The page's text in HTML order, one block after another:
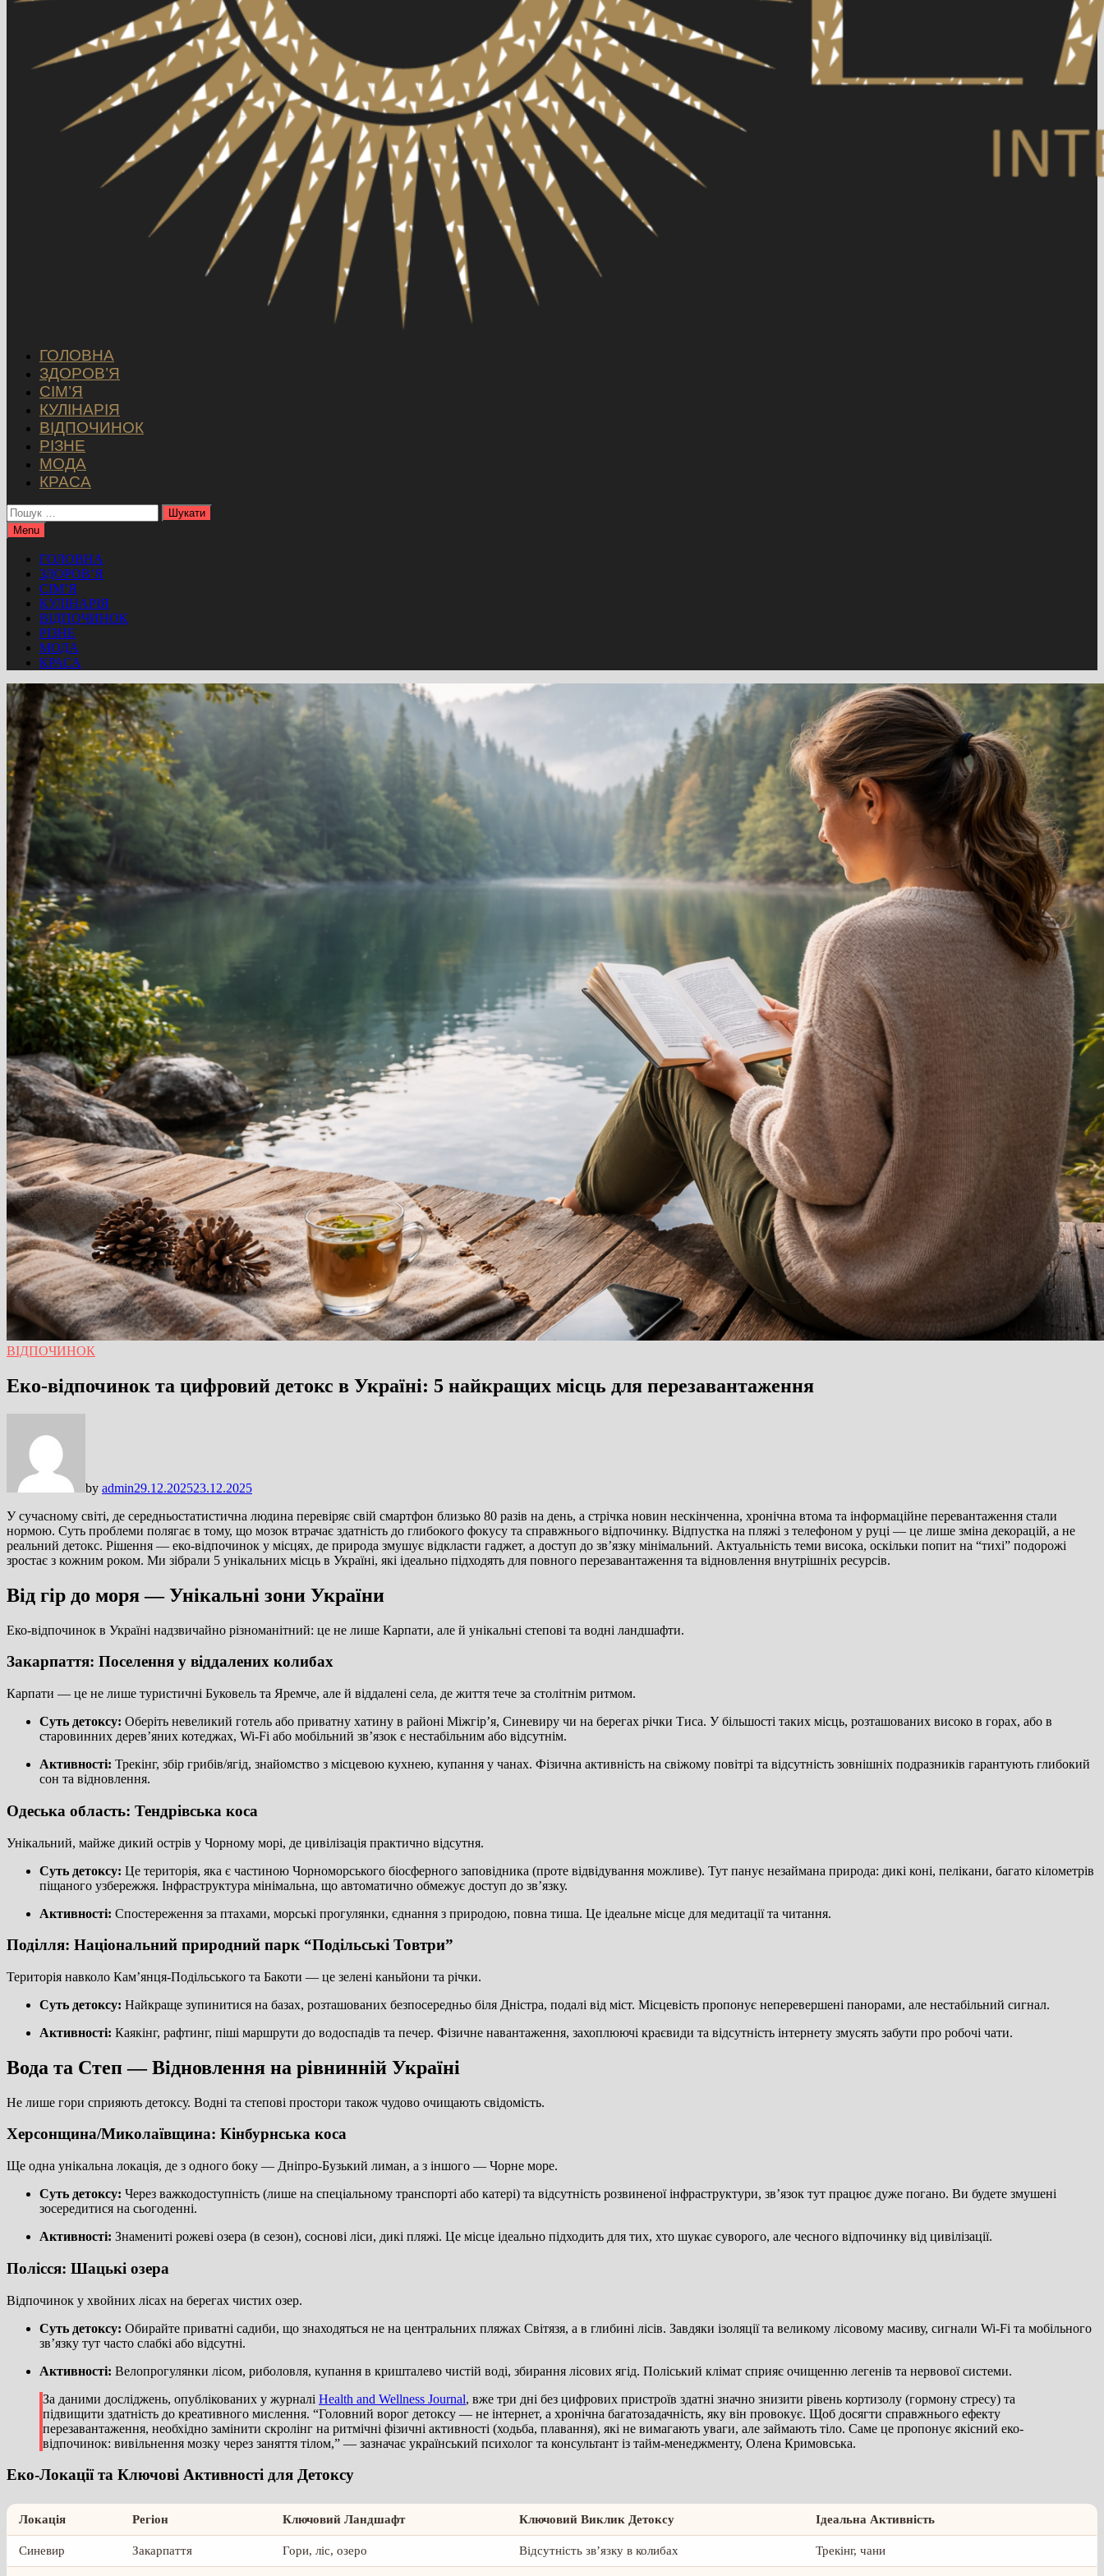
ГОЛОВНА
ЗДОРОВ’Я
СІМ’Я
КУЛІНАРІЯ
ВІДПОЧИНОК
РІЗНЕ
МОДА
КРАСА
Пошук:
Menu
ГОЛОВНА
ЗДОРОВ’Я
СІМ’Я
КУЛІНАРІЯ
ВІДПОЧИНОК
РІЗНЕ
МОДА
КРАСА
ВІДПОЧИНОК
Еко-відпочинок та цифровий детокс в Україні: 5 найкращих місць для перезавантаження
by admin29.12.202523.12.2025
У сучасному світі, де середньостатистична людина перевіряє свій смартфон близько 80 разів на день, а стрічка новин нескінченна, хронічна втома та інформаційне перевантаження стали
нормою. Суть проблеми полягає в тому, що мозок втрачає здатність до глибокого фокусу та справжнього відпочинку. Відпустка на пляжі з телефоном у руці — це лише зміна декорацій, а не
реальний детокс. Рішення — еко-відпочинок у місцях, де природа змушує відкласти гаджет, а доступ до зв’язку мінімальний. Актуальність теми висока, оскільки попит на “тихі” подорожі
зростає з кожним роком. Ми зібрали 5 унікальних місць в Україні, які ідеально підходять для повного перезавантаження та відновлення внутрішніх ресурсів.
Від гір до моря — Унікальні зони України
Еко-відпочинок в Україні надзвичайно різноманітний: це не лише Карпати, але й унікальні степові та водні ландшафти.
Закарпаття: Поселення у віддалених колибах
Карпати — це не лише туристичні Буковель та Яремче, але й віддалені села, де життя тече за столітнім ритмом.
Суть детоксу: Оберіть невеликий готель або приватну хатину в районі Міжгір’я, Синевиру чи на берегах річки Тиса. У більшості таких місць, розташованих високо в горах, або в
старовинних дерев’яних котеджах, Wi-Fi або мобільний зв’язок є нестабільним або відсутнім.
Активності: Трекінг, збір грибів/ягід, знайомство з місцевою кухнею, купання у чанах. Фізична активність на свіжому повітрі та відсутність зовнішніх подразників гарантують глибокий
сон та відновлення.
Одеська область: Тендрівська коса
Унікальний, майже дикий острів у Чорному морі, де цивілізація практично відсутня.
Суть детоксу: Це територія, яка є частиною Чорноморського біосферного заповідника (проте відвідування можливе). Тут панує незаймана природа: дикі коні, пелікани, багато кілометрів
піщаного узбережжя. Інфраструктура мінімальна, що автоматично обмежує доступ до зв’язку.
Активності: Спостереження за птахами, морські прогулянки, єднання з природою, повна тиша. Це ідеальне місце для медитації та читання.
Поділля: Національний природний парк “Подільські Товтри”
Територія навколо Кам’янця-Подільського та Бакоти — це зелені каньйони та річки.
Суть детоксу: Найкраще зупинитися на базах, розташованих безпосередньо біля Дністра, подалі від міст. Місцевість пропонує неперевершені панорами, але нестабільний сигнал.
Активності: Каякінг, рафтинг, піші маршрути до водоспадів та печер. Фізичне навантаження, захоплюючі краєвиди та відсутність інтернету змусять забути про робочі чати.
Вода та Степ — Відновлення на рівнинній Україні
Не лише гори сприяють детоксу. Водні та степові простори також чудово очищають свідомість.
Херсонщина/Миколаївщина: Кінбурнська коса
Ще одна унікальна локація, де з одного боку — Дніпро-Бузький лиман, а з іншого — Чорне море.
Суть детоксу: Через важкодоступність (лише на спеціальному транспорті або катері) та відсутність розвиненої інфраструктури, зв’язок тут працює дуже погано. Ви будете змушені
зосередитися на сьогоденні.
Активності: Знамениті рожеві озера (в сезон), соснові ліси, дикі пляжі. Це місце ідеально підходить для тих, хто шукає суворого, але чесного відпочинку від цивілізації.
Полісся: Шацькі озера
Відпочинок у хвойних лісах на берегах чистих озер.
Суть детоксу: Обирайте приватні садиби, що знаходяться не на центральних пляжах Світязя, а в глибині лісів. Завдяки ізоляції та великому лісовому масиву, сигнали Wi-Fi та мобільного
зв’язку тут часто слабкі або відсутні.
Активності: Велопрогулянки лісом, риболовля, купання в кришталево чистій воді, збирання лісових ягід. Поліський клімат сприяє очищенню легенів та нервової системи.
За даними досліджень, опублікованих у журналі Health and Wellness Journal, вже три дні без цифрових пристроїв здатні значно знизити рівень кортизолу (гормону стресу) та
підвищити здатність до креативного мислення. “Головний ворог детоксу — не інтернет, а хронічна багатозадачність, яку він провокує. Щоб досягти справжнього ефекту
перезавантаження, необхідно замінити скролінг на ритмічні фізичні активності (ходьба, плавання), які не вимагають уваги, але займають тіло. Саме це пропонує якісний еко-
відпочинок: вивільнення мозку через заняття тілом,” — зазначає український психолог та консультант із тайм-менеджменту, Олена Кримовська.
Еко-Локації та Ключові Активності для Детоксу
Локація Регіон Ключовий Ландшафт Ключовий Виклик Детоксу Ідеальна Активність
Синевир Закарпаття Гори, ліс, озеро Відсутність зв’язку в колибах Трекінг, чани